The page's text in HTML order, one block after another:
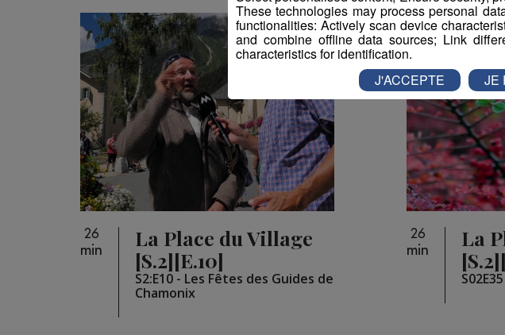
26
min
La Place du Village
[S.2][E.10]
S2:E10 - Les Fêtes des Guides de
Chamonix
26
min
La
These technologies may process personal
functionalities: Actively scan device
and combine offline data sources; Link
characteristics for identification.
J'ACCEPTE JE